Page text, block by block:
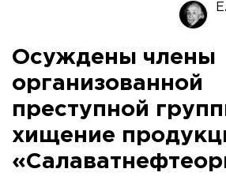
Осуждены члены
организованной
преступной
хищение